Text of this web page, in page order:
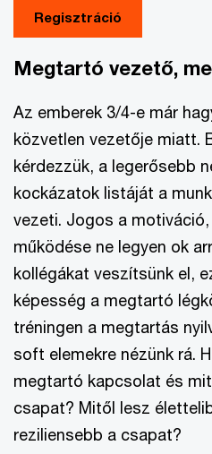
Regisztráció
Megtartó vezető,
Az emberek 3/4-e már
közvetlen vezetője miatt.
kérdezzük, a legerősebb
kockázatok listáját a
vezeti. Jogos a
működése ne legyen ok
kollégákat veszítsünk el,
képesség a megtartó
tréningen a megtartás
soft elemekre nézünk rá.
megtartó kapcsolat és
csapat? Mitől lesz
reziliensebb a csapat?